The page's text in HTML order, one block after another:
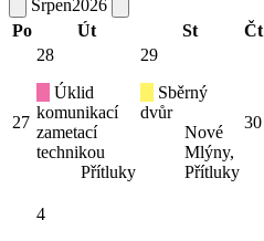
Srpen2026
Po
Út St Čt
27
28
Úklid
komunikací
zametací
technikou
Přítluky
29
Sběrný
dvůr
Nové
Mlýny,
Přítluky
30
4